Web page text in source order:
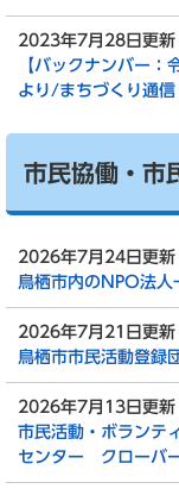
2023年7月28日更新
【バックナンバー
より/まちづくり通信
市民協働・市
2026年7月24日更新
鳥栖市内のNPO法人
2026年7月21日更新
鳥栖市市民活動登録
2026年7月13日更新
市民活動・ボランテ
センター クローバー